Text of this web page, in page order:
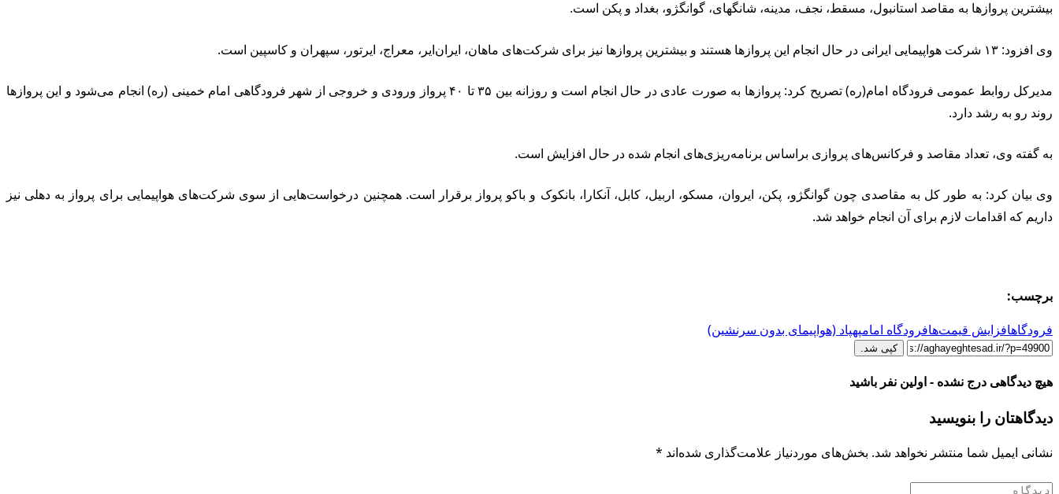
بیشترین پروازها به مقاصد استانبول، مسقط، نجف، مدینه، شانگهای، گوانگژو، بغداد و پکن است.
وی افزود: ۱۳ شرکت هواپیمایی ایرانی در حال انجام این پروازها هستند و بیشترین پروازها نیز برای شرکت‌های ماهان، ایران‌ایر، معراج، ایرتور، سپهران و کاسپین است.
مدیرکل روابط عمومی فرودگاه امام(ره) تصریح کرد: پروازها به صورت عادی در حال انجام است و روزانه بین ۳۵ تا ۴۰ پرواز ورودی و خروجی از شهر فرودگاهی امام خمینی (ره) انجام می‌شود و این پروازها
روند رو به رشد دارد.
به گفته وی، تعداد مقاصد و فرکانس‌های پروازی براساس برنامه‌ریزی‌های انجام شده در حال افزایش است.
وی بیان کرد: به طور کل به مقاصدی چون گوانگژو، پکن، ایروان، مسکو، اربیل، کابل، آنکارا، بانکوک و باکو پرواز برقرار است. همچنین درخواست‌هایی از سوی شرکت‌های هواپیمایی برای پرواز به دهلی نیز
داریم که اقدامات لازم برای آن انجام خواهد شد.
برچسب:
فرودگاهافزایش قیمت‌هافرودگاه امامپهپاد (هواپیمای بدون سرنشین)
کپی شد.
هیچ دیدگاهی درج نشده - اولین نفر باشید
دیدگاهتان را بنویسید
نشانی ایمیل شما منتشر نخواهد شد. بخش‌های موردنیاز علامت‌گذاری شده‌اند *